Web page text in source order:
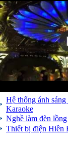
Hệ thống ánh
Karaoke
Nghề làm đèn
Thiết bị điện Hiền